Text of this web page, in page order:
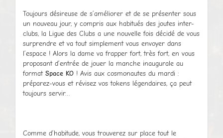
Toujours désireuse de s’améliorer et de se présenter sous
un nouveau jour, y compris aux habitués des joutes inter-
clubs, la Ligue des Clubs a une nouvelle fois décidé de vous
surprendre et va tout simplement vous envoyer dans
l’espace ! Alors la dame va frapper fort, très fort, en vous
proposant d’entrée de jouer la manche inaugurale au
format Space KO ! Avis aux cosmonautes du mardi :
préparez-vous et révisez vos tokens légendaires, ça peut
toujours servir…
Comme d’habitude, vous trouverez sur place tout le